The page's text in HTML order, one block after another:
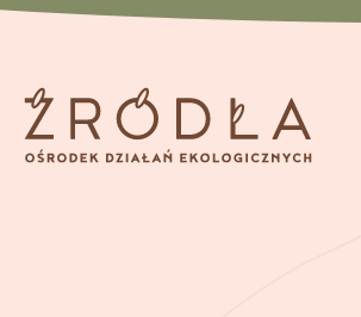
Przeskocz do treści